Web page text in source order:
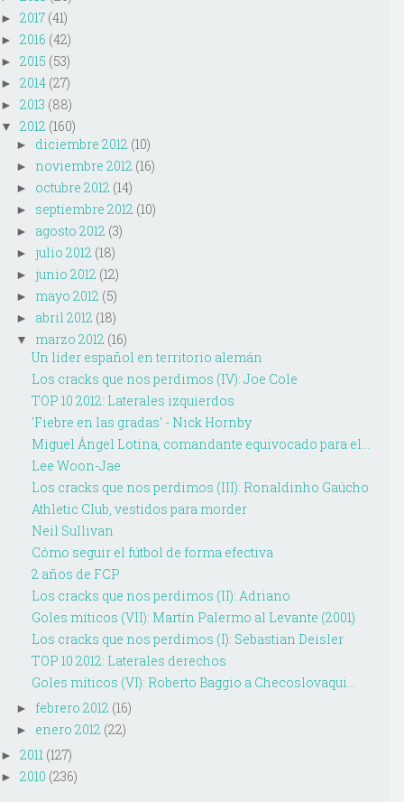
► 2017 (41)
► 2016 (42)
► 2015 (53)
► 2014 (27)
► 2013 (88)
▼ 2012 (160)
► diciembre 2012 (10)
► noviembre 2012 (16)
► octubre 2012 (14)
► septiembre 2012 (10)
► agosto 2012 (3)
► julio 2012 (18)
► junio 2012 (12)
► mayo 2012 (5)
► abril 2012 (18)
▼ marzo 2012 (16)
Un líder español en territorio alemán
Los cracks que nos perdimos (IV): Joe Cole
TOP 10 2012: Laterales izquierdos
'Fiebre en las gradas' - Nick Hornby
Miguel Ángel Lotina, comandante equivocado para el...
Lee Woon-Jae
Los cracks que nos perdimos (III): Ronaldinho Gaúcho
Athletic Club, vestidos para morder
Neil Sullivan
Cómo seguir el fútbol de forma efectiva
2 años de FCP
Los cracks que nos perdimos (II): Adriano
Goles míticos (VII): Martín Palermo al Levante (2001)
Los cracks que nos perdimos (I): Sebastian Deisler
TOP 10 2012: Laterales derechos
Goles míticos (VI): Roberto Baggio a Checoslovaqui...
► febrero 2012 (16)
► enero 2012 (22)
► 2011 (127)
► 2010 (236)